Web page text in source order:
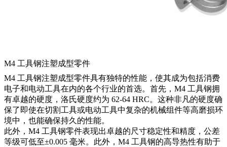
M4 工具钢注塑成型零件
M4 工具钢注塑成型零件具有独特的性能，使其成为包括消费
电子和电动工具在内的各个行业的首选。首先，M4 工具钢拥
有卓越的硬度，洛氏硬度约为 62-64 HRC。这种非凡的硬度确
保了即使在切割工具或电动工具中复杂的机械组件等高磨损环
境中，也能确保持久的性能。
此外，M4 工具钢零件表现出卓越的尺寸稳定性和精度，公差
等级可低至±0.005 毫米。此外，M4 工具钢的高导热性有助于